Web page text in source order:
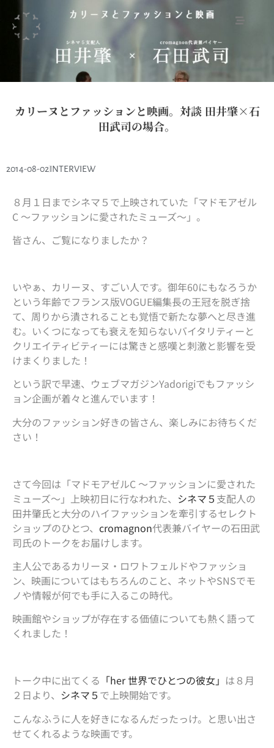
カリーヌとファッションと映画。対談 田井肇×石
田武司の場合。
2014-08-02INTERVIEW
８月１日までシネマ５で上映されていた「マドモアゼル
C ～ファッションに愛されたミューズ～」。
皆さん、ご覧になりましたか？
いやぁ、カリーヌ、すごい人です。御年60にもなろうか
という年齢でフランス版VOGUE編集長の王冠を脱ぎ捨
て、周りから潰されることも覚悟で新たな夢へと尽き進
む。いくつになっても衰えを知らないバイタリティーと
クリエイティビティーには驚きと感嘆と刺激と影響を受
けまくりました！
という訳で早速、ウェブマガジンYadorigiでもファッシ
ョン企画が着々と進んでいます！
大分のファッション好きの皆さん、楽しみにお待ちくだ
さい！
さて今回は「マドモアゼルC ～ファッションに愛された
ミューズ～」上映初日に行なわれた、 シネマ５ 支配人の
田井肇氏と大分のハイファッションを牽引するセレクト
ショップのひとつ、 cromagnon代表兼バイヤーの石田武
司氏のトークをお届けします。
主人公であるカリーヌ・ロワトフェルドやファッショ
ン、映画についてはもちろんのこと、ネットやSNSでモ
ノや情報が何でも手に入るこの時代。
映画館やショップが存在する価値についても熱く語って
くれました！
トーク中に出てくる 「her 世界でひとつの彼女」 は８月
２日より、 シネマ５ で上映開始です。
こんなふうに人を好きになるんだったっけ。と思い出さ
せてくれるような映画です。